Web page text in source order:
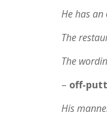
He has an
The
The
– off-
His